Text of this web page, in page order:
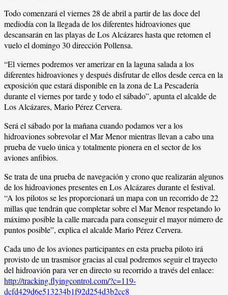
Todo comenzará el viernes 28 de abril a partir de las doce del
mediodía con la llegada de los diferentes hidroaviones que
descansarán en las playas de Los Alcázares hasta que retomen el
vuelo el domingo 30 dirección Pollensa.
“El viernes podremos ver amerizar en la laguna salada a los
diferentes hidroaviones y después disfrutar de ellos desde cerca en la
exposición que estará disponible en la zona de La Pescadería
durante el viernes por tarde y todo el sábado”, apunta el alcalde de
Los Alcázares, Mario Pérez Cervera.
Será el sábado por la mañana cuando podamos ver a los
hidroaviones sobrevolar el Mar Menor mientras llevan a cabo una
prueba de vuelo única y totalmente pionera en el sector de los
aviones anfibios.
Se trata de una prueba de navegación y crono que realizarán algunos
de los hidroaviones presentes en Los Alcázares durante el festival.
“A los pilotos se les proporcionará un mapa con un recorrido de 22
millas que tendrán que completar sobre el Mar Menor respetando lo
máximo posible la calle marcada para conseguir el mayor número de
puntos posible”, explica el alcalde Mario Pérez Cervera.
Cada uno de los aviones participantes en esta prueba piloto irá
provisto de un trasmisor gracias al cual podremos seguir el trayecto
del hidroavión para ver en directo su recorrido a través del enlace:
http://tracking.flyingcontrol.com/?c=119-
dcfd429d6e513234b1f92d254d3b2cc8